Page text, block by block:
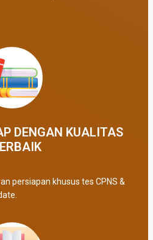
DENGAN KUALITAS
persiapan khusus tes CPNS &